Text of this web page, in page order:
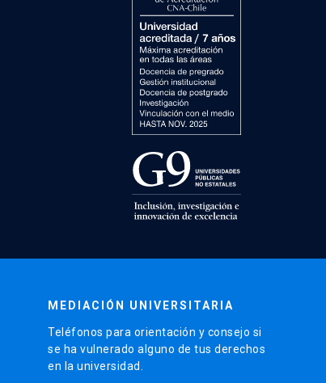
MEDIACIÓN UNIVERSITARIA
Teléfonos para orientación y consejo si
se ha vulnerado alguno de tus derechos
en la universidad.